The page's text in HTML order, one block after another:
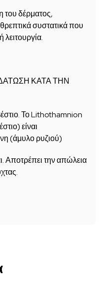
δέρματος,
συστατικά που
λειτουργία.
ΚΑΤΑ ΤΗΝ
Το Lithothamnion
είναι
(άμυλο ρυζιού)
Αποτρέπει την απώλεια